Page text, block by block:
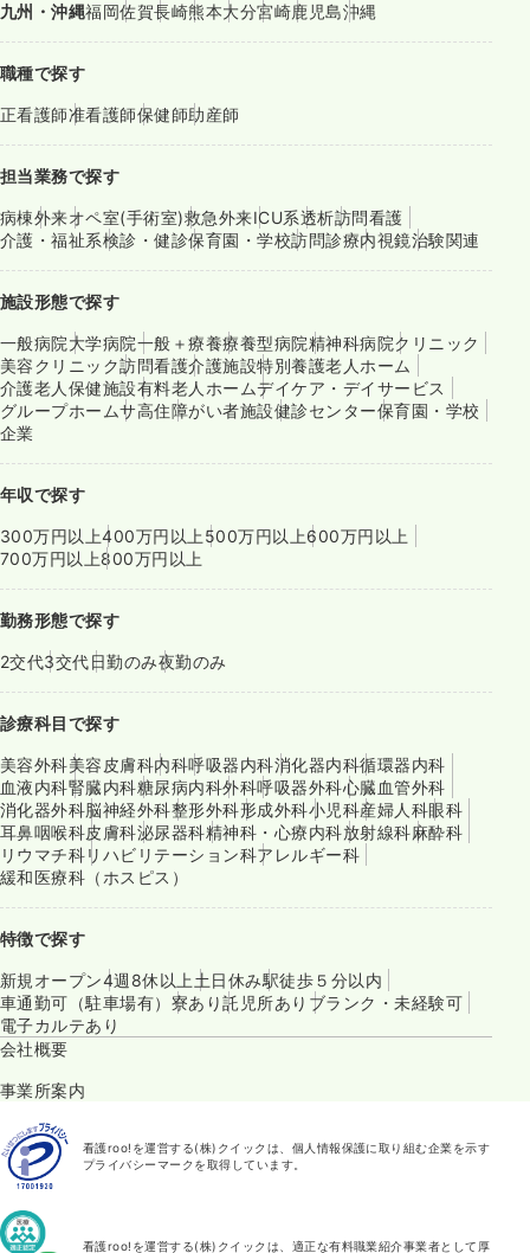
九州・沖縄福岡佐賀長崎熊本大分宮崎鹿児島沖縄
職種で探す
正看護師准看護師保健師助産師
担当業務で探す
病棟外来オペ室(手術室)救急外来ICU系透析訪問看護
介護・福祉系検診・健診保育園・学校訪問診療内視鏡治験関連
施設形態で探す
一般病院大学病院一般＋療養療養型病院精神科病院クリニック
美容クリニック訪問看護介護施設特別養護老人ホーム
介護老人保健施設有料老人ホームデイケア・デイサービス
グループホームサ高住障がい者施設健診センター保育園・学校
企業
年収で探す
300万円以上400万円以上 500万円以上600万円以上
700万円以上800万円以上
勤務形態で探す
2交代3交代日勤のみ夜勤のみ
診療科目で探す
美容外科美容皮膚科内科呼吸器内科消化器内科循環器内科
血液内科腎臓内科糖尿病内科外科呼吸器外科心臓血管外科
消化器外科脳神経外科整形外科形成外科小児科産婦人科眼科
耳鼻咽喉科皮膚科泌尿器科精神科・心療内科放射線科麻酔科
リウマチ科リハビリテーション科アレルギー科
緩和医療科（ホスピス）
特徴で探す
新規オープン4週8休以上 土日休み駅徒歩５分以内
車通勤可（駐車場有） 寮あり託児所あり ブランク・未経験可
電子カルテあり
会社概要
事業所案内
看護roo!を運営する(株)クイックは、個人情報保護に取り組む企業を示す
プライバシーマークを取得しています。
看護roo!を運営する(株)クイックは、適正な有料職業紹介事業者として厚